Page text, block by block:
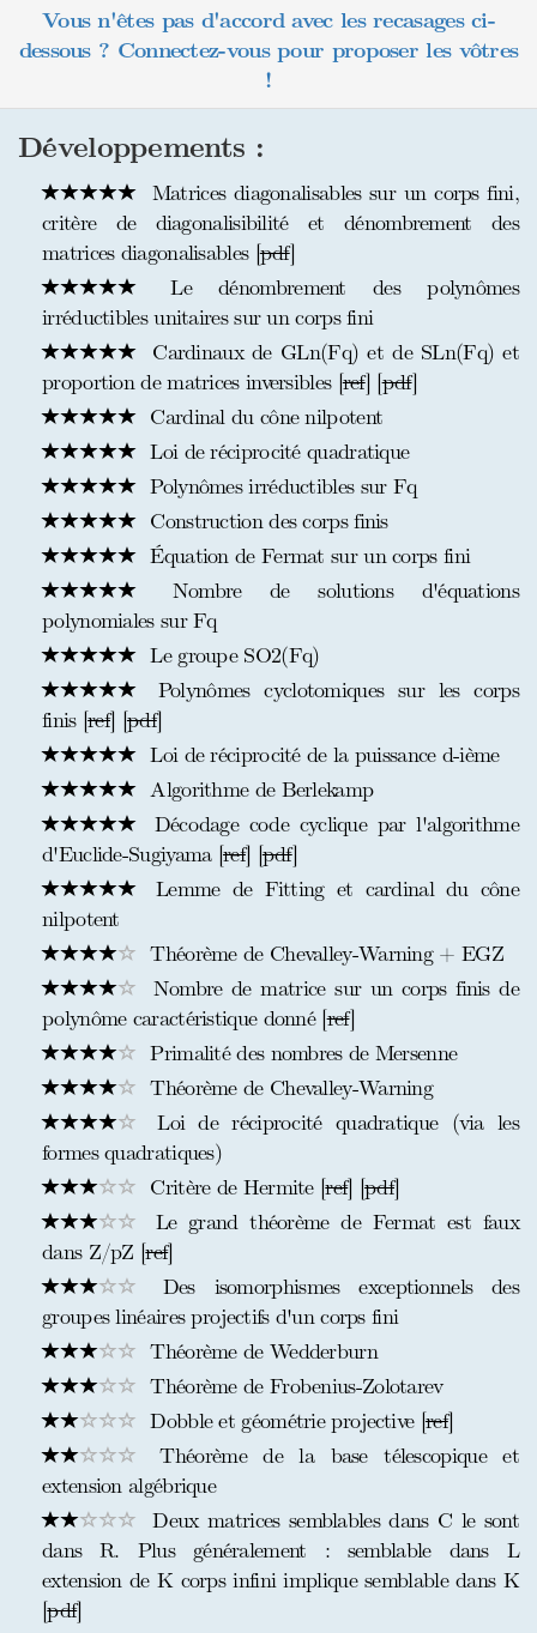
Vous n'êtes pas d'accord avec les recasages ci-
dessous ? Connectez-vous pour proposer les vôtres
!
Développements :
Matrices diagonalisables sur un corps fini,
critère de diagonalisibilité et dénombrement des
matrices diagonalisables [pdf]
Le dénombrement des polynômes
irréductibles unitaires sur un corps fini
Cardinaux de GLn(Fq) et de SLn(Fq) et
proportion de matrices inversibles [ref] [pdf]
Cardinal du cône nilpotent
Loi de réciprocité quadratique
Polynômes irréductibles sur Fq
Construction des corps finis
Équation de Fermat sur un corps fini
Nombre de solutions d'équations
polynomiales sur Fq
Le groupe SO2(Fq)
Polynômes cyclotomiques sur les corps
finis [ref] [pdf]
Loi de réciprocité de la puissance d-ième
Algorithme de Berlekamp
Décodage code cyclique par l'algorithme
d'Euclide-Sugiyama [ref] [pdf]
Lemme de Fitting et cardinal du cône
nilpotent
Théorème de Chevalley-Warning + EGZ
Nombre de matrice sur un corps finis de
polynôme caractéristique donné [ref]
Primalité des nombres de Mersenne
Théorème de Chevalley-Warning
Loi de réciprocité quadratique (via les
formes quadratiques)
Critère de Hermite [ref] [pdf]
Le grand théorème de Fermat est faux
dans Z/pZ [ref]
Des isomorphismes exceptionnels des
groupes linéaires projectifs d'un corps fini
Théorème de Wedderburn
Théorème de Frobenius-Zolotarev
Dobble et géométrie projective [ref]
Théorème de la base télescopique et
extension algébrique
Deux matrices semblables dans C le sont
dans R. Plus généralement : semblable dans L
extension de K corps infini implique semblable dans K
[pdf]